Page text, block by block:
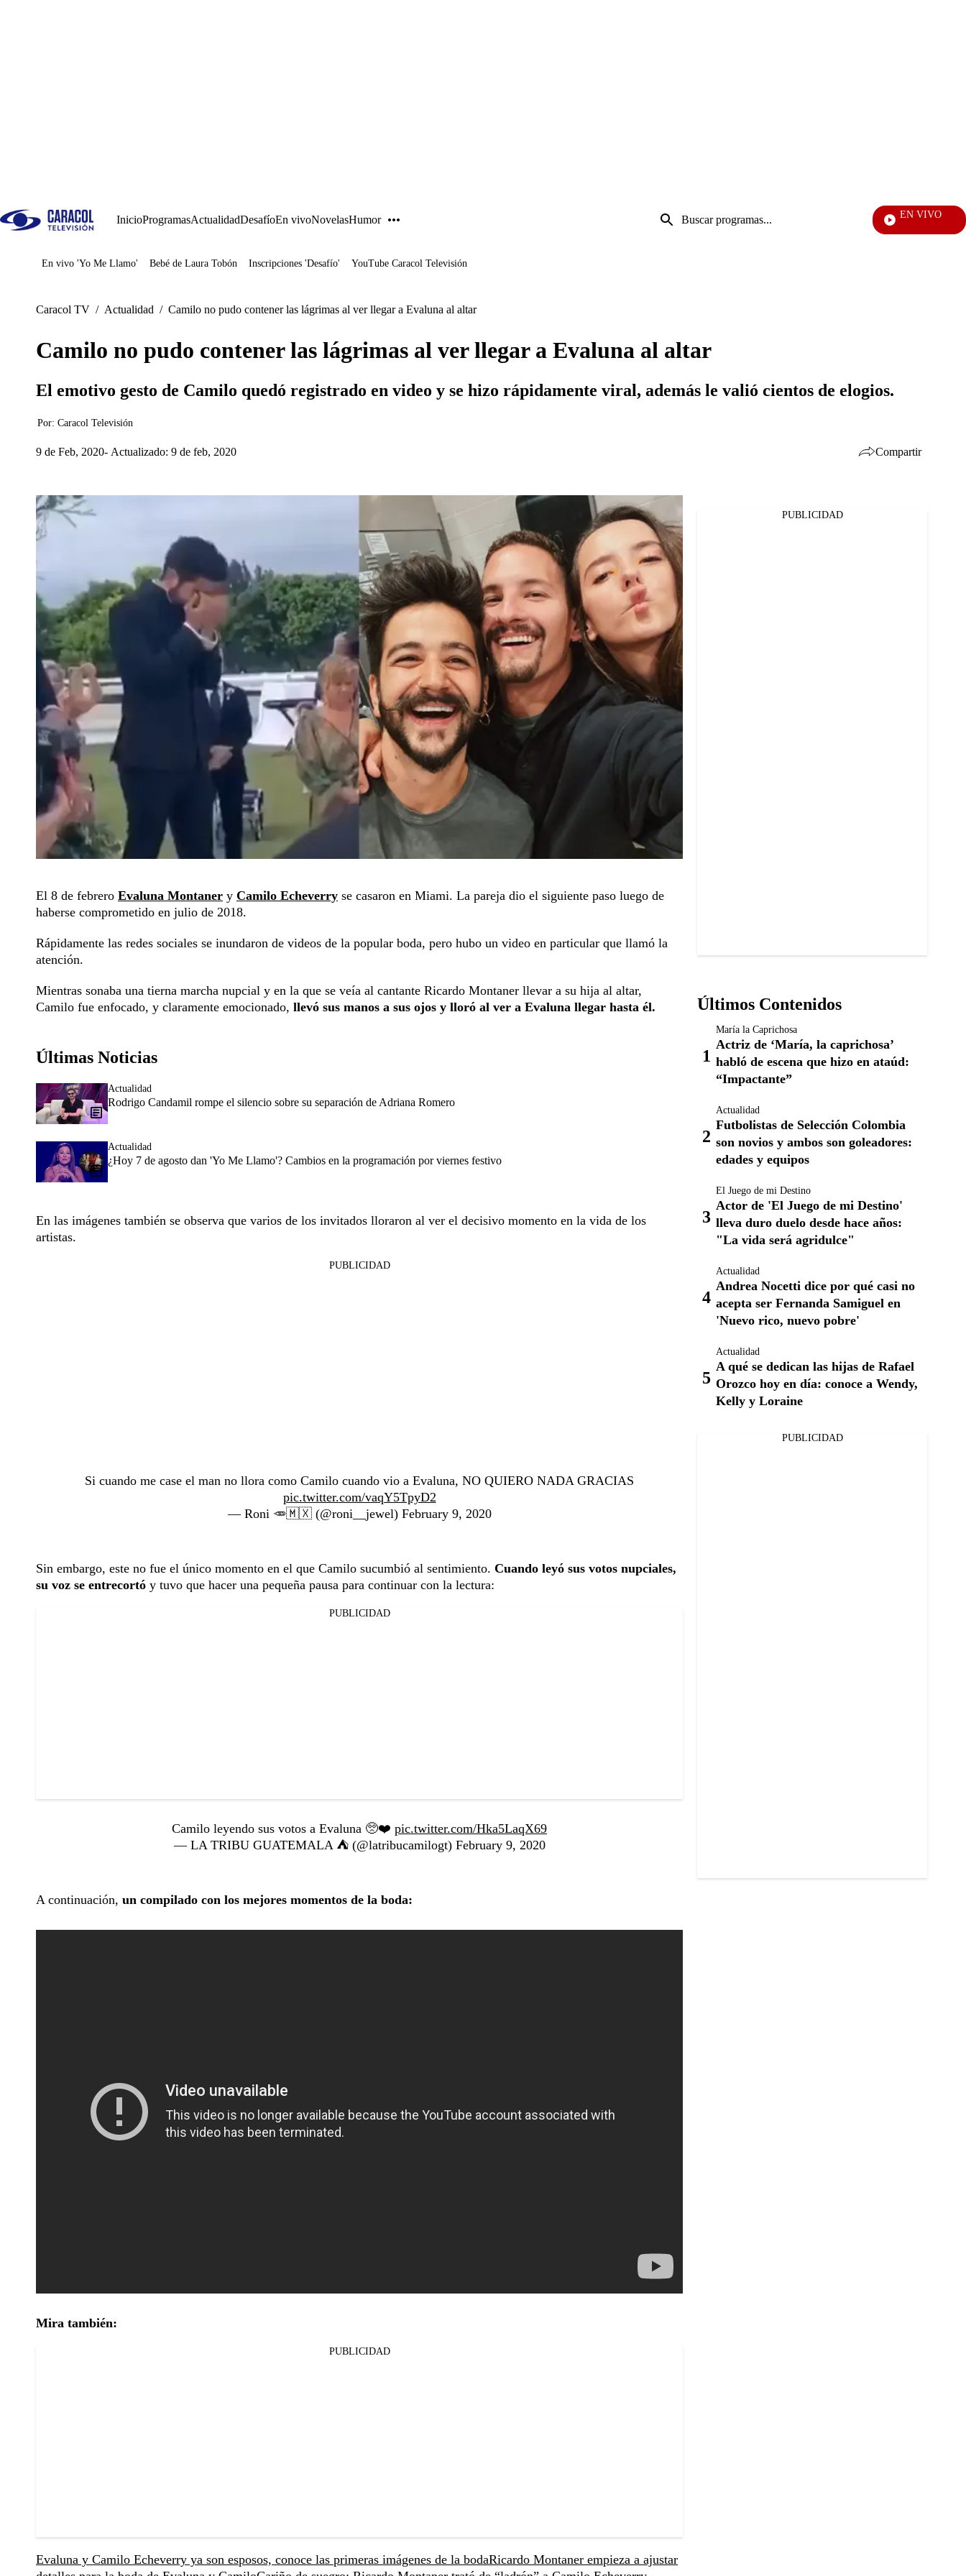
InicioProgramasActualidadDesafíoEn vivoNovelasHumor
Entrada
de
EN VIVO
EFÉ
Juegos
En vivo 'Yo Me Llamo' Bebé de Laura Tobón Inscripciones 'Desafío' YouTube Caracol Televisión
Caracol TV / Actualidad / Camilo no pudo contener las lágrimas al ver llegar a Evaluna al altar
Camilo no pudo contener las lágrimas al ver llegar a Evaluna al altar
El emotivo gesto de Camilo quedó registrado en video y se hizo rápidamente viral, además le valió cientos de elogios.
Por: Caracol Televisión
9 de Feb, 2020 Actualizado: 9 de feb, 2020 Compartir
Facebook
Twitter
Whatsapp
El 8 de febrero Evaluna Montaner y Camilo Echeverry se casaron en Miami. La pareja dio el siguiente paso luego de
haberse comprometido en julio de 2018.
Rápidamente las redes sociales se inundaron de videos de la popular boda, pero hubo un video en particular que llamó la
atención.
Mientras sonaba una tierna marcha nupcial y en la que se veía al cantante Ricardo Montaner llevar a su hija al altar,
Camilo fue enfocado, y claramente emocionado, llevó sus manos a sus ojos y lloró al ver a Evaluna llegar hasta él.
Últimas Noticias
Actualidad
Rodrigo Candamil rompe el silencio sobre su separación de Adriana Romero
Actualidad
¿Hoy 7 de agosto dan 'Yo Me Llamo'? Cambios en la programación por viernes festivo
En las imágenes también se observa que varios de los invitados lloraron al ver el decisivo momento en la vida de los
artistas.
PUBLICIDAD
Si cuando me case el man no llora como Camilo cuando vio a Evaluna, NO QUIERO NADA GRACIAS
pic.twitter.com/vaqY5TpyD2
— Roni 🥕🇲🇽 (@roni__jewel) February 9, 2020
Sin embargo, este no fue el único momento en el que Camilo sucumbió al sentimiento. Cuando leyó sus votos nupciales,
su voz se entrecortó y tuvo que hacer una pequeña pausa para continuar con la lectura:
PUBLICIDAD
Camilo leyendo sus votos a Evaluna 🥺❤️ pic.twitter.com/Hka5LaqX69
— LA TRIBU GUATEMALA ⛺️ (@latribucamilogt) February 9, 2020
A continuación, un compilado con los mejores momentos de la boda:
Mira también:
PUBLICIDAD
Evaluna y Camilo Echeverry ya son esposos, conoce las primeras imágenes de la bodaRicardo Montaner empieza a ajustar
PUBLICIDAD
Últimos Contenidos
María la Caprichosa
Actriz de ‘María, la caprichosa’
habló de escena que hizo en ataúd:
“Impactante”
Actualidad
Futbolistas de Selección Colombia
son novios y ambos son goleadores:
edades y equipos
El Juego de mi Destino
Actor de 'El Juego de mi Destino'
lleva duro duelo desde hace años:
"La vida será agridulce"
Actualidad
Andrea Nocetti dice por qué casi no
acepta ser Fernanda Samiguel en
'Nuevo rico, nuevo pobre'
Actualidad
A qué se dedican las hijas de Rafael
Orozco hoy en día: conoce a Wendy,
Kelly y Loraine
PUBLICIDAD